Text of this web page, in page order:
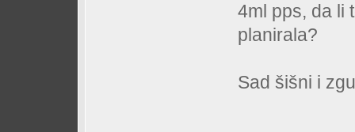
4ml pps, da li
planirala?
Sad šišni i